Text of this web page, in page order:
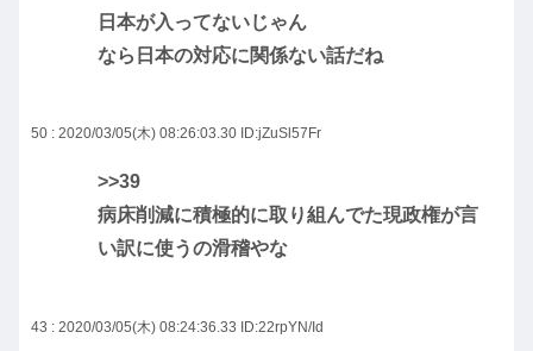
日本が入ってないじゃん
なら日本の対応に関係ない話だね
50 : 2020/03/05(木) 08:26:03.30 ID:jZuSl57Fr
>>39
病床削減に積極的に取り組んでた現政権が言
い訳に使うの滑稽やな
43 : 2020/03/05(木) 08:24:36.33 ID:22rpYN/Id